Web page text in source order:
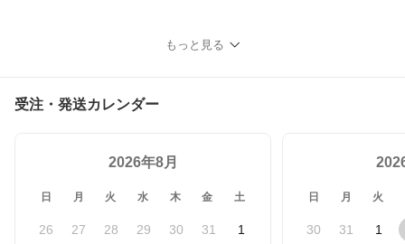
もっと見る
受注・発送カレンダー
2026年8月
日 月 火 水 木 金 土
26 27 28 29 30 31 1
日 月 火
30 31 1